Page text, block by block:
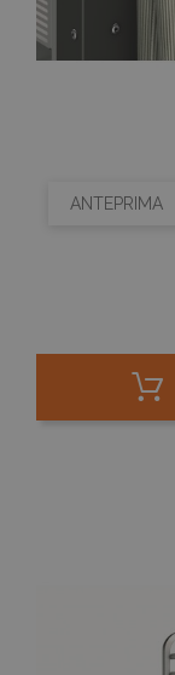
ANTEPRIMA